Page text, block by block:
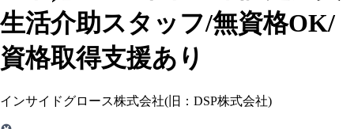
生活介助スタッフ/無資格OK/
資格取得支援あり
インサイドグロース株式会社(旧：DSP株式会社)